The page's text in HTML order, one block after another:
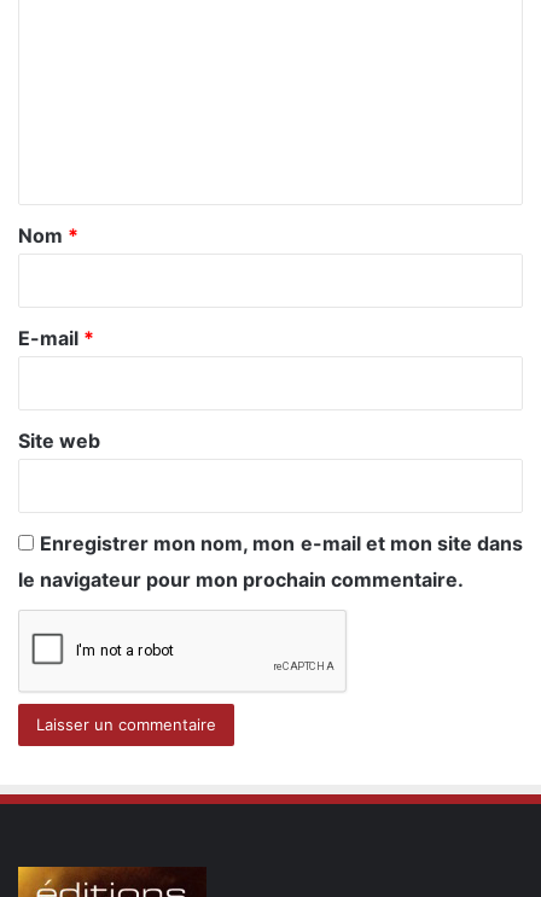
a
r
e
Nom *
E-mail *
Site web
Enregistrer mon nom, mon e-mail et mon site dans
le navigateur pour mon prochain commentaire.